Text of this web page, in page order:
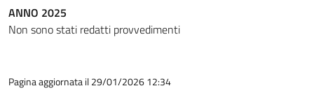
ANNO 2025
Non sono stati redatti provvedimenti
Pagina aggiornata il 29/01/2026 12:34